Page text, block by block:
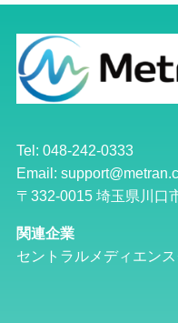
Tel: 048-242-0333
Email:
〒332-0015 埼玉県川口
関連企業
セントラルメディエン